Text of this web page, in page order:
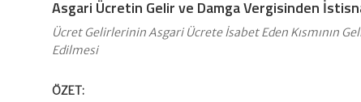
Asgari Ücretin Gelir ve Damga Vergisinden
Ücret Gelirlerinin Asgari Ücrete İsabet Eden Kısmının
Edilmesi
ÖZET: